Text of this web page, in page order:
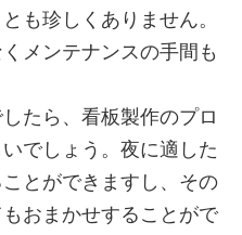
も珍しくありません。
メンテナンスの手間も
たら、看板製作のプロ
でしょう。夜に適した
とができますし、その
おまかせすることがで